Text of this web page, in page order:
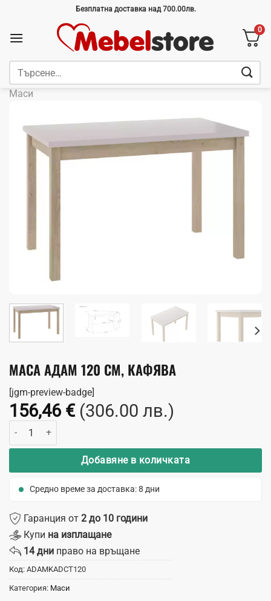
content
Безплатна доставка над 700.00лв.
0
Търсене
Маси
МАСА АДАМ 120 СМ, КАФЯВА
[jgm-preview-badge]
156,46 € (306.00 лв.)
количество за Маса Адам 120 см, кафява
Добавяне в количката
Средно време за доставка: 8 дни
Гаранция от 2 до 10 години
Купи на изплащане
14 дни право на връщане
Код: ADAMKADCT120
Категория: Маси